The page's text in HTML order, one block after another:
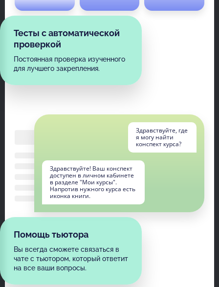
Тесты с автоматической
проверкой
Постоянная проверка изученного
для лучшего закрепления.
Здравствуйте, где
я могу найти
конспект курса?
Здравствуйте! Ваш конспект
доступен в личном кабинете
в разделе "Мои курсы".
Напротив нужного курса есть
иконка книги.
Помощь тьютора
Вы всегда сможете связаться в
чате с тьютором, который ответит
на все ваши вопросы.